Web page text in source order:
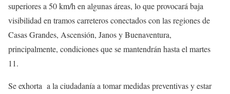
superiores a 50 km/h en algunas áreas, lo que provocará baja
visibilidad en tramos carreteros conectados con las regiones de
Casas Grandes, Ascensión, Janos y Buenaventura,
principalmente, condiciones que se mantendrán hasta el martes
11.
Se exhorta a la ciudadanía a tomar medidas preventivas y estar